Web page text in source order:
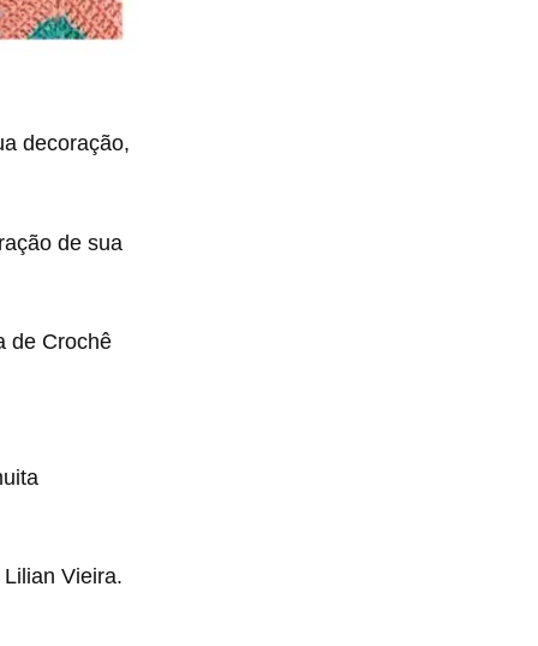
decoração,
de sua
de Crochê
Vieira.